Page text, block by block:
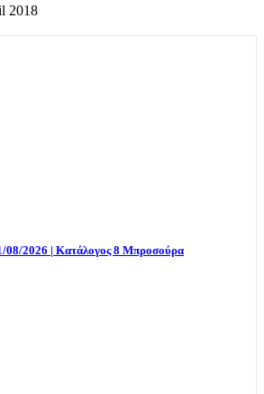
2018
08/2026 | Κατάλογος 8 Μπροσούρα